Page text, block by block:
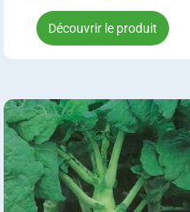
Découvrir le produit